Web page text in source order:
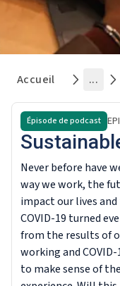
Accueil ...
Épisode de podcast
Never before have
way we work, the
impact our lives
COVID-19 turned
from the results of
working and COVID-
to make sense of